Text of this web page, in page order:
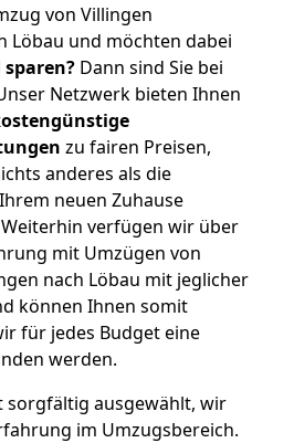
von Villingen
Löbau und möchten dabei
sparen? Dann sind Sie bei
Netzwerk bieten Ihnen
zu fairen Preisen,
anderes als die
neuen Zuhause
verfügen wir über
mit Umzügen von
nach Löbau mit jeglicher
können Ihnen somit
für jedes Budget eine
werden.
sorgfältig ausgewählt, wir
im Umzugsbereich.